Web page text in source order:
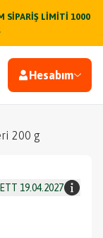
SİPARİŞ LİMİTİ 1000
Hesabım
200 g
19.04.2027